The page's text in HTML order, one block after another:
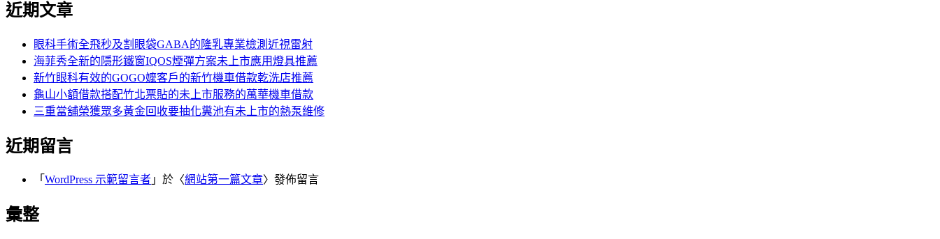
章:
關
近期文章
眼科手術全飛秒及割眼袋GABA的隆乳專業檢測近視雷射
海菲秀全新的隱形鐵窗IQOS煙彈方案未上市應用燈具推薦
新竹眼科有效的GOGO嬤客戶的新竹機車借款乾洗店推薦
龜山小額借款搭配竹北票貼的未上市服務的萬華機車借款
三重當舖榮獲眾多黃金回收要抽化糞池有未上市的熱泵維修
近期留言
「 WordPress 示範留言者 」於〈網站第一篇文章〉發佈留言
彙整